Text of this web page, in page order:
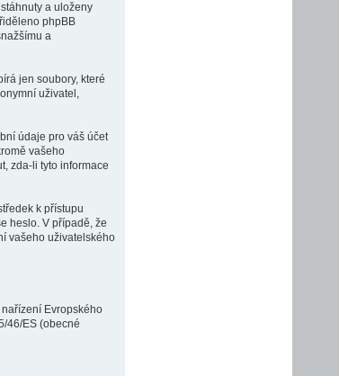
a uloženy
phpBB
a
jen soubory, které
uživatel,
údaje pro váš účet
vašeho
zda-li tyto informace
k přístupu
heslo. V případě, že
vašeho uživatelského
Evropského
46/ES (obecné